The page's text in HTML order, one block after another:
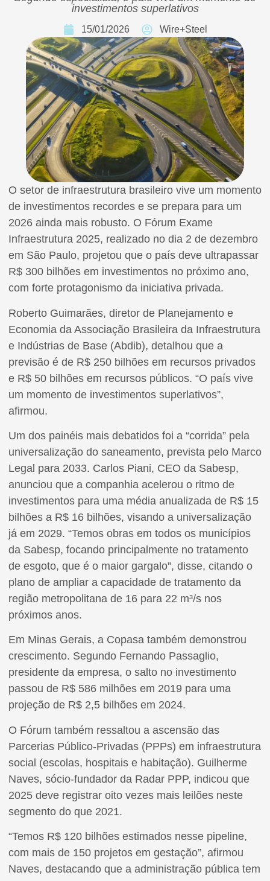
investimentos superlativos
15/01/2026 Wire+Steel
O setor de infraestrutura brasileiro vive um momento
de investimentos recordes e se prepara para um
2026 ainda mais robusto. O Fórum Exame
Infraestrutura 2025, realizado no dia 2 de dezembro
em São Paulo, projetou que o país deve ultrapassar
R$ 300 bilhões em investimentos no próximo ano,
com forte protagonismo da iniciativa privada.
Roberto Guimarães, diretor de Planejamento e
Economia da Associação Brasileira da Infraestrutura
e Indústrias de Base (Abdib), detalhou que a
previsão é de R$ 250 bilhões em recursos privados
e R$ 50 bilhões em recursos públicos. “O país vive
um momento de investimentos superlativos”,
afirmou.
Um dos painéis mais debatidos foi a “corrida” pela
universalização do saneamento, prevista pelo Marco
Legal para 2033. Carlos Piani, CEO da Sabesp,
anunciou que a companhia acelerou o ritmo de
investimentos para uma média anualizada de R$ 15
bilhões a R$ 16 bilhões, visando a universalização
já em 2029. “Temos obras em todos os municípios
da Sabesp, focando principalmente no tratamento
de esgoto, que é o maior gargalo”, disse, citando o
plano de ampliar a capacidade de tratamento da
região metropolitana de 16 para 22 m³/s nos
próximos anos.
Em Minas Gerais, a Copasa também demonstrou
crescimento. Segundo Fernando Passaglio,
presidente da empresa, o salto no investimento
passou de R$ 586 milhões em 2019 para uma
projeção de R$ 2,5 bilhões em 2024.
O Fórum também ressaltou a ascensão das
Parcerias Público-Privadas (PPPs) em infraestrutura
social (escolas, hospitais e habitação). Guilherme
Naves, sócio-fundador da Radar PPP, indicou que
2025 deve registrar oito vezes mais leilões neste
segmento do que 2021.
“Temos R$ 120 bilhões estimados nesse pipeline,
com mais de 150 projetos em gestação”, afirmou
Naves, destacando que a administração pública tem